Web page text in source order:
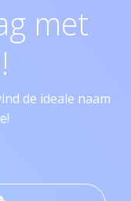
met
de ideale naam